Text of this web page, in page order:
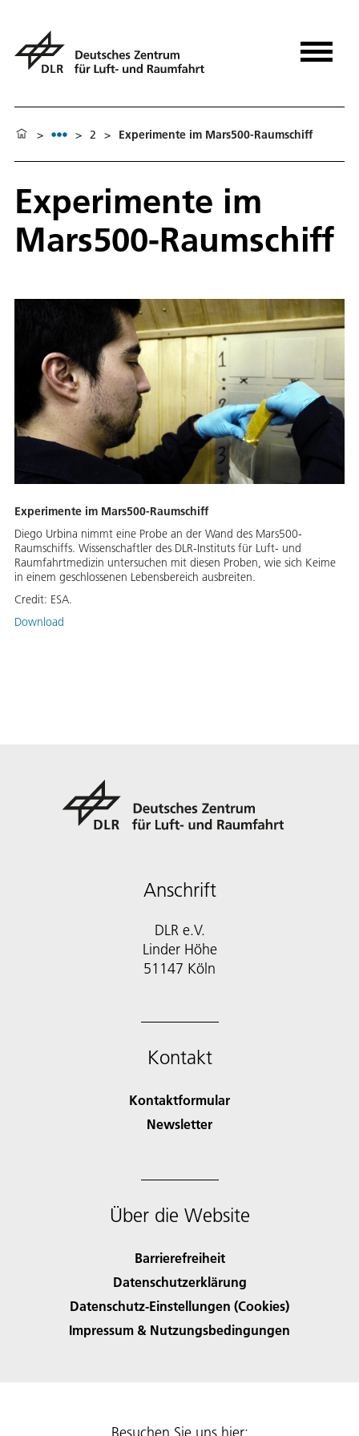
> > 2 > Experimente im Mars500-Raumschiff
Experimente im
Mars500-Raumschiff
Experimente im Mars500-Raumschiff
Diego Urbina nimmt eine Probe an der Wand des Mars500-
Raumschiffs. Wissenschaftler des DLR-Instituts für Luft- und
Raumfahrtmedizin untersuchen mit diesen Proben, wie sich Keime
in einem geschlossenen Lebensbereich ausbreiten.
Credit: ESA.
Download
Anschrift
DLR e.V.
Linder Höhe
51147 Köln
Kontakt
Kontaktformular
Newsletter
Über die Website
Barrierefreiheit
Datenschutzerklärung
Datenschutz-Einstellungen (Cookies)
Impressum & Nutzungsbedingungen